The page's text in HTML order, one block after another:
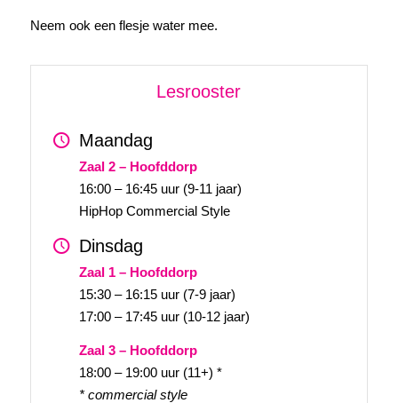
Neem ook een flesje water mee.
Lesrooster
Maandag
Zaal 2 – Hoofddorp
16:00 – 16:45 uur (9-11 jaar)
HipHop Commercial Style
Dinsdag
Zaal 1 – Hoofddorp
15:30 – 16:15 uur (7-9 jaar)
17:00 – 17:45 uur (10-12 jaar)
Zaal 3 – Hoofddorp
18:00 – 19:00 uur (11+) *
* commercial style